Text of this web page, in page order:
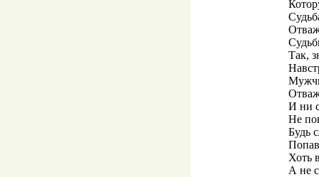
Так,
И ни
Не
Будь
Хоть
А не